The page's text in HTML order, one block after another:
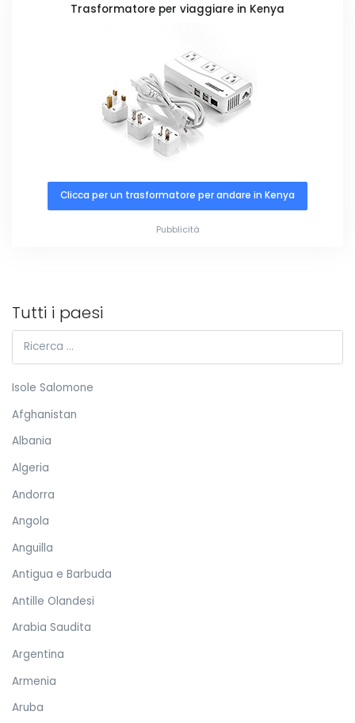
Trasformatore per viaggiare in Kenya
Clicca per un trasformatore per andare in Kenya
Pubblicità
Tutti i paesi
Isole Salomone
Afghanistan
Albania
Algeria
Andorra
Angola
Anguilla
Antigua e Barbuda
Antille Olandesi
Arabia Saudita
Argentina
Armenia
Aruba